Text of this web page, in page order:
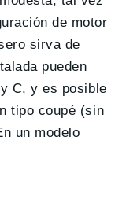
de motor
sirva de
pueden
C, y es posible
tipo coupé (sin
un modelo